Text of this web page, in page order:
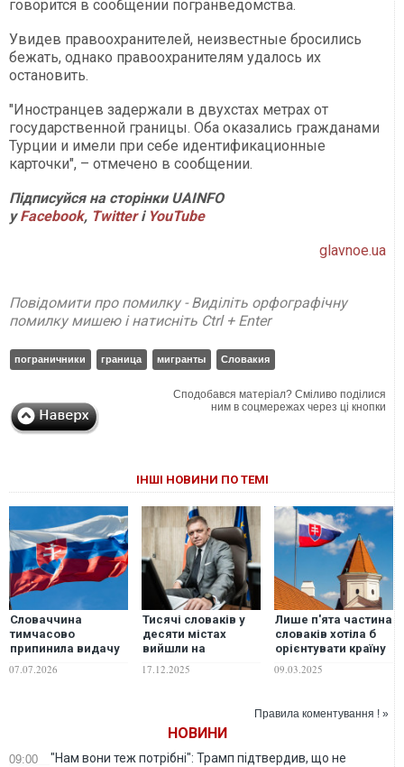
говорится в сообщении погранведомства.
Увидев правоохранителей, неизвестные бросились
бежать, однако правоохранителям удалось их
остановить.
"Иностранцев задержали в двухстах метрах от
государственной границы. Оба оказались гражданами
Турции и имели при себе идентификационные
карточки", – отмечено в сообщении.
Підписуйся на сторінки UAINFO
уFacebook, Twitterі YouTube
glavnoe.ua
Повідомити про помилку - Виділіть орфографічну
помилку мишею і натисніть Ctrl + Enter
пограничники граница мигранты Словакия
Сподобався матеріал? Сміливо поділися
ним в соцмережах через ці кнопки
ІНШІ НОВИНИ ПО ТЕМІ
Словаччина
тимчасово
припинила видачу
громадянам Росії
07.07.2026
Тисячі словаків у
десяти містах
вийшли на
уряду Фіцо
17.12.2025
Лише п'ята частина
словаків хотіла б
орієнтувати країну
09.03.2025
Правила коментування ! »
НОВИНИ
09:00
"Нам вони теж потрібні": Трамп підтвердив, що не